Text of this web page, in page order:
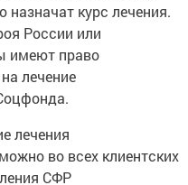
назначат курс лечения.
России или
имеют право
лечение
лечения
во всех клиентских
СФР